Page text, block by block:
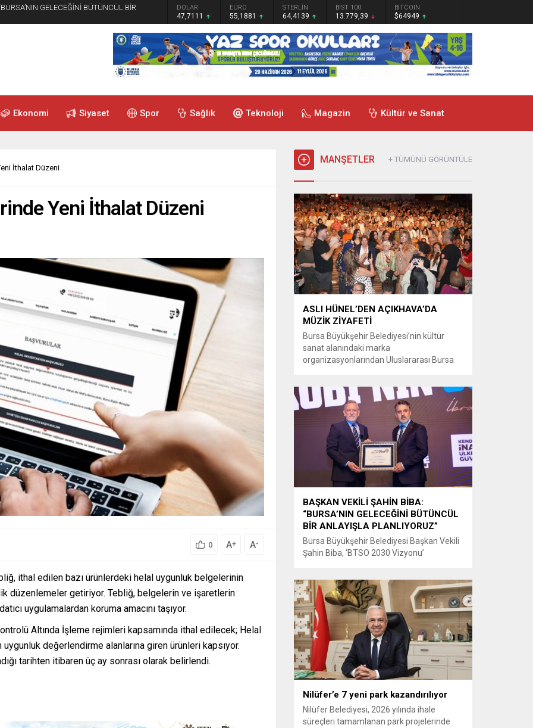
GELECEĞİNİ BÜTÜNCÜL BİRGRAM ALTIN DOLAR
47,7111
EURO
55,1881
STERLİN
64,4139
BIST 100
13.779,39
BITCOIN
$64949
Ekonomi Siyaset Spor Sağlık Teknoloji Magazin Kültür ve Sanat
İthalat Düzeni
Yeni İthalat Düzeni
0 A+ A-
ithal edilen bazı ürünlerdeki helal uygunluk belgelerinin
düzenlemeler getiriyor. Tebliğ, belgelerin ve işaretlerin
uygulamalardan koruma amacını taşıyor.
Altında İşleme rejimleri kapsamında ithal edilecek; Helal
değerlendirme alanlarına giren ürünleri kapsıyor.
tarihten itibaren üç ay sonrası olarak belirlendi.
MANŞETLER + TÜMÜNÜ GÖRÜNTÜLE
ASLI HÜNEL’DEN AÇIKHAVA’DA
MÜZİK ZİYAFETİ
Bursa Büyükşehir Belediyesi’nin kültür
sanat alanındaki marka
organizasyonlarından Uluslararası Bursa
Büyükşehir Belediyesi adına Bursa Kültür
Sanat ve Turizm Vakfı (BKSTV) tarafından
bu yıl 64’üncüsü düzenlenen Uluslararası
Bursa Festivali, sevilen sanatçı Aslı Hünel’i
müzikseverlerle buluşturdu. Uludağ İçecek
ana sponsorluğunda düzenlenen...
BAŞKAN VEKİLİ ŞAHİN BİBA:
“BURSA’NIN GELECEĞİNİ BÜTÜNCÜL
BİR ANLAYIŞLA PLANLIYORUZ”
Bursa Büyükşehir Belediyesi Başkan Vekili
Şahin Biba, ‘BTSO 2030 Vizyonu’
programında, “Bursa’mızın ulaşım ve
turizm master planlarını vatandaşlarımızın
konforunu ve güvenliğini esas alarak
hazırlıyoruz. Çevre düzeni planı
çalışmalarımızı da şehrimizin gelecek
yıllardaki gelişimini bütüncül bir anlayışla
yönlendirecek şekilde sürdürüyoruz. KOBİ
OSB de...
Nilüfer’e 7 yeni park kazandırılıyor
Nilüfer Belediyesi, 2026 yılında ihale
süreçleri tamamlanan park projelerinde